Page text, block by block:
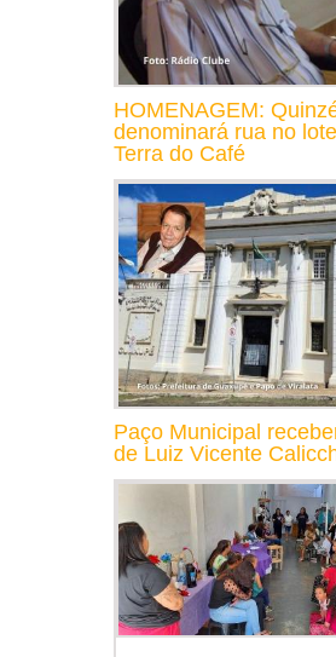
HOMENAGEM:
denominará rua no
Terra do Café
Paço Municipal
de Luiz Vicente